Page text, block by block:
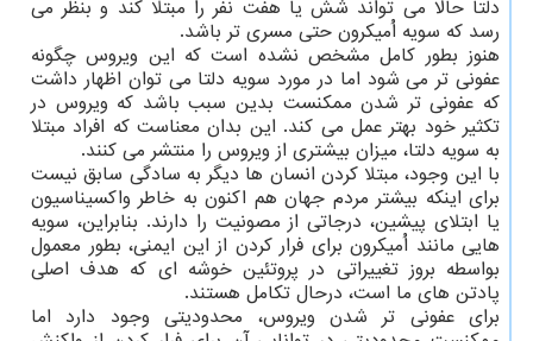
دلتا حالا می تواند شش یا هفت نفر را مبتلا کند و بنظر می
رسد که سویه اُمیکرون حتی مسری تر باشد.
هنوز بطور کامل مشخص نشده است که این ویروس چگونه
عفونی تر می شود اما در مورد سویه دلتا می توان اظهار داشت
که عفونی تر شدن ممکنست بدین سبب باشد که ویروس در
تکثیر خود بهتر عمل می کند. این بدان معناست که افراد مبتلا
به سویه دلتا، میزان بیشتری از ویروس را منتشر می کنند.
با این وجود، مبتلا کردن انسان ها دیگر به سادگی سابق نیست
برای اینکه بیشتر مردم جهان هم اکنون به خاطر واکسیناسیون
یا ابتلای پیشین، درجاتی از مصونیت را دارند. بنابراین، سویه
هایی مانند اُمیکرون برای فرار کردن از این ایمنی، بطور معمول
بواسطه بروز تغییراتی در پروتئین خوشه ای که هدف اصلی
پادتن های ما است، درحال تکامل هستند.
برای عفونی تر شدن ویروس، محدودیتی وجود دارد اما